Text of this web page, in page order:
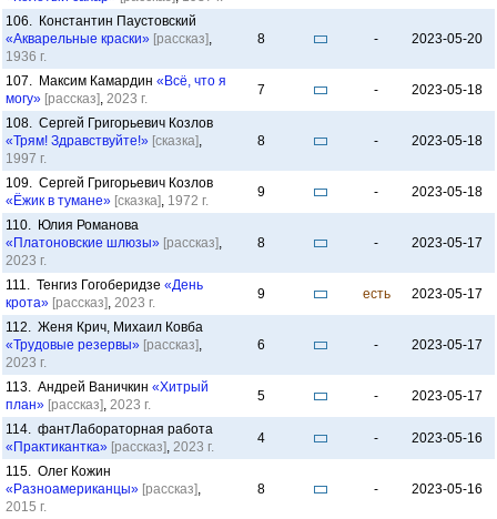
106. Константин Паустовский
«Акварельные краски» [рассказ],
1936 г.
8 - 2023-05-20
107. Максим Камардин «Всё, что я
могу» [рассказ], 2023 г.
7 - 2023-05-18
108. Сергей Григорьевич Козлов
«Трям! Здравствуйте!» [сказка],
1997 г.
8 - 2023-05-18
109. Сергей Григорьевич Козлов
«Ёжик в тумане» [сказка], 1972 г.
9 - 2023-05-18
110. Юлия Романова
«Платоновские шлюзы» [рассказ],
2023 г.
8 - 2023-05-17
111. Тенгиз Гогоберидзе «День
крота» [рассказ], 2023 г.
9 есть 2023-05-17
112. Женя Крич, Михаил Ковба
«Трудовые резервы» [рассказ],
2023 г.
6 - 2023-05-17
113. Андрей Ваничкин «Хитрый
план» [рассказ], 2023 г.
5 - 2023-05-17
114. фантЛабораторная работа
«Практикантка» [рассказ], 2023 г.
4 - 2023-05-16
115. Олег Кожин
«Разноамериканцы» [рассказ],
2015 г.
8 - 2023-05-16